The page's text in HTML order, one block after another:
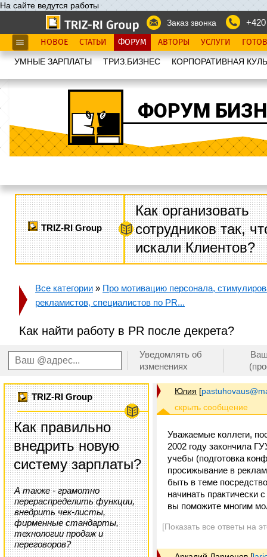
На сайте ведутся работы
Заказ звонка
НОВОЕ СТАТЬИ ФОРУМ АВТОРЫ УСЛУГИ
УМНЫЕ ЗАРПЛАТЫ ТРИЗ.БИЗНЕС КОРПОРАТИВНАЯ
ФОРУМ
TRIZ-RI Group
Как организовать
сотрудников так,
искали Клиентов?
Все категории » Про мотивацию персонала,
рекламистов, специалистов по PR...
Как найти работу в PR после декрета?
Уведомлять об
изменениях
TRIZ-RI Group
Как правильно
внедрить новую
систему зарплаты?
А также - грамотно
перераспределить функции,
внедрить чек-листы,
фирменные стандарты,
технологии продаж и
переговоров?
Юлия [
Уважаемые коллеги,
2002 году закончила
учебы (подготовка
просижывание в
быть в теме
начинать практически
вы поможите многим
[Показать все ответы на